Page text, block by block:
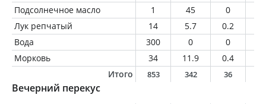
Подсолнечное масло
1 45 0
Лук репчатый
14 5.7 0.2
Вода
300 0 0
Морковь
34 11.9 0.4
Итого
853 342 36
Вечерний перекус